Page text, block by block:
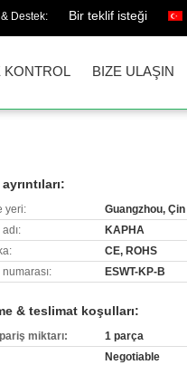
& Destek: Bir teklif isteği
KONTROL BIZE ULAŞIN
yeri:
Guangzhou, Çin
KAPHA
CE, ROHS
ESWT-KP-B
& teslimat koşulları:
miktarı:
1 parça
Negotiable